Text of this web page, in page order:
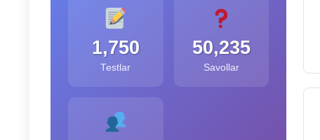
1,750
Testlar
50,235
Savollar